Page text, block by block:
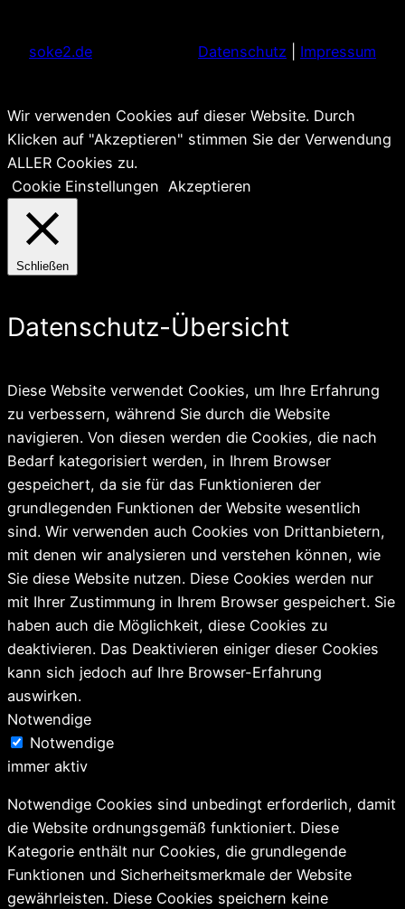
soke2.de Datenschutz Impressum
Wir verwenden Cookies auf dieser Website. Durch
Klicken auf "Akzeptieren" stimmen Sie der Verwendung
ALLER Cookies zu.
Cookie Einstellungen Akzeptieren
Schließen
Datenschutz-Übersicht
Diese Website verwendet Cookies, um Ihre Erfahrung
zu verbessern, während Sie durch die Website
navigieren. Von diesen werden die Cookies, die nach
Bedarf kategorisiert werden, in Ihrem Browser
gespeichert, da sie für das Funktionieren der
grundlegenden Funktionen der Website wesentlich
sind. Wir verwenden auch Cookies von Drittanbietern,
mit denen wir analysieren und verstehen können, wie
Sie diese Website nutzen. Diese Cookies werden nur
mit Ihrer Zustimmung in Ihrem Browser gespeichert. Sie
haben auch die Möglichkeit, diese Cookies zu
deaktivieren. Das Deaktivieren einiger dieser Cookies
kann sich jedoch auf Ihre Browser-Erfahrung
auswirken.
Notwendige
Notwendige
immer aktiv
Notwendige Cookies sind unbedingt erforderlich, damit
die Website ordnungsgemäß funktioniert. Diese
Kategorie enthält nur Cookies, die grundlegende
Funktionen und Sicherheitsmerkmale der Website
gewährleisten. Diese Cookies speichern keine